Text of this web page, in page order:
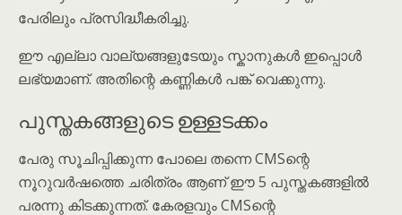
പേരിലും പ്രസിദ്ധീകരിച്ചു.
ഈ എല്ലാ വാല്യങ്ങളുടേയും സ്കാനുകൾ ഇപ്പൊൾ
ലഭ്യമാണ്. അതിന്റെ കണ്ണികൾ പങ്ക് വെക്കുന്നു.
പുസ്തകങ്ങളുടെ ഉള്ളടക്കം
പേരു സൂചിപ്പിക്കുന്ന പോലെ തന്നെ CMSന്റെ
നൂറുവർഷത്തെ ചരിത്രം ആണ് ഈ 5 പുസ്തകങ്ങളിൽ
പരന്നു കിടക്കുന്നത്. കേരളവും CMSന്റെ